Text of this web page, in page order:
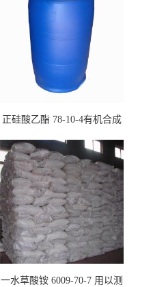
正硅酸乙酯 78-10-4有机合成
一水草酸铵 6009-70-7 用以测